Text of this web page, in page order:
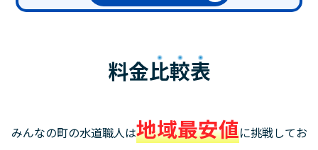
料金比較表
みんなの町の水道職人は地域最安値に挑戦してお